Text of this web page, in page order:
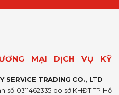
MẠI DỊCH VỤ KỸ
SERVICE TRADING CO., LTD
0311462335 do sở KHĐT TP Hồ